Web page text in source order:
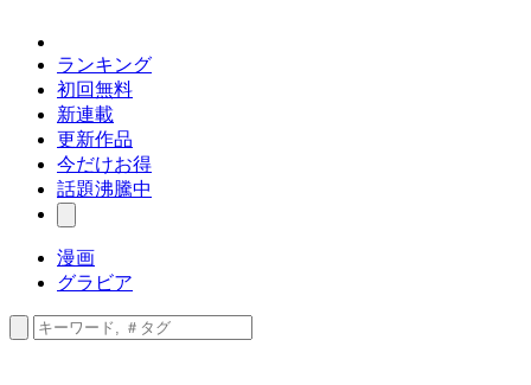
ランキング
初回無料
新連載
更新作品
今だけお得
話題沸騰中
漫画
グラビア